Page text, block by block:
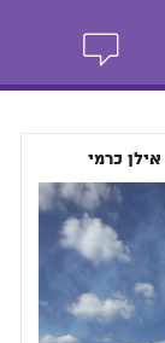
אילן כרמי